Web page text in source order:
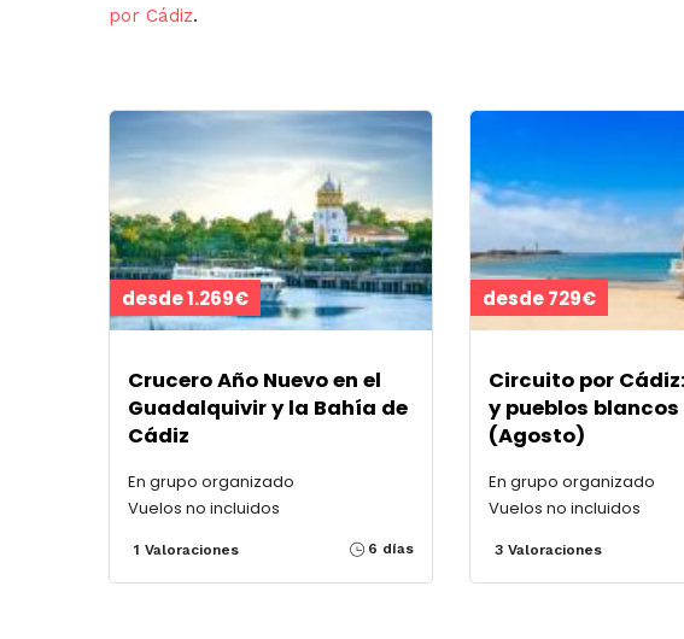
por Cádiz.
desde 1.269€
Crucero Año Nuevo en el
Guadalquivir y la Bahía de
Cádiz
En grupo organizado
Vuelos no incluidos
1 Valoraciones 6 días
desde 729€
Circuito por
y pueblos blancos
(Agosto)
En grupo organizado
Vuelos no incluidos
3 Valoraciones